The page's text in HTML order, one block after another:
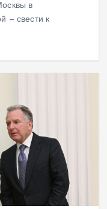
в
— свести к